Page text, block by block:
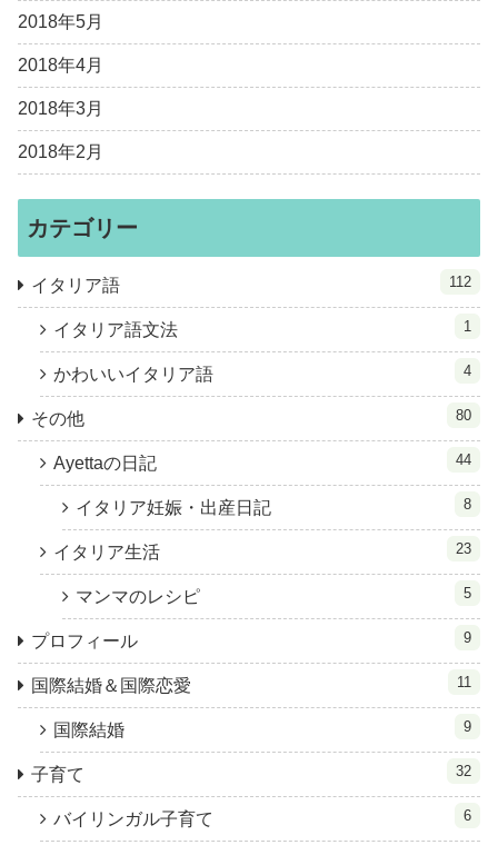
2018年5月
2018年4月
2018年3月
2018年2月
カテゴリー
イタリア語 112
イタリア語文法 1
かわいいイタリア語 4
その他 80
Ayettaの日記 44
イタリア妊娠・出産日記 8
イタリア生活 23
マンマのレシピ 5
プロフィール 9
国際結婚＆国際恋愛 11
国際結婚 9
子育て 32
バイリンガル子育て 6